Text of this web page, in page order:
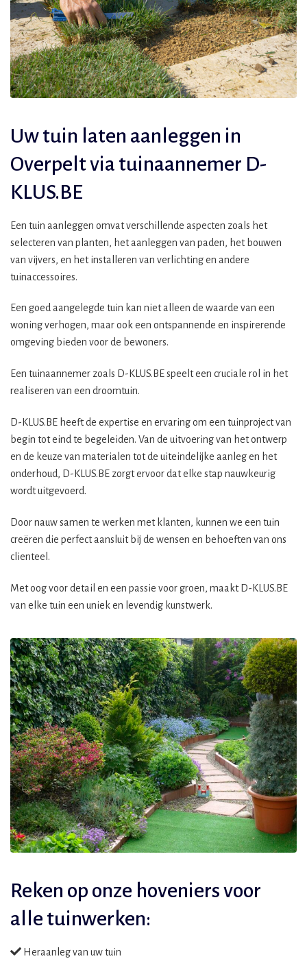
Uw tuin laten aanleggen in
Overpelt via tuinaannemer D-
KLUS.BE
Een tuin aanleggen omvat verschillende aspecten zoals het
selecteren van planten, het aanleggen van paden, het bouwen
van vijvers, en het installeren van verlichting en andere
tuinaccessoires.
Een goed aangelegde tuin kan niet alleen de waarde van een
woning verhogen, maar ook een ontspannende en inspirerende
omgeving bieden voor de bewoners.
Een tuinaannemer zoals D-KLUS.BE speelt een cruciale rol in het
realiseren van een droomtuin.
D-KLUS.BE heeft de expertise en ervaring om een tuinproject van
begin tot eind te begeleiden. Van de uitvoering van het ontwerp
en de keuze van materialen tot de uiteindelijke aanleg en het
onderhoud, D-KLUS.BE zorgt ervoor dat elke stap nauwkeurig
wordt uitgevoerd.
Door nauw samen te werken met klanten, kunnen we een tuin
creëren die perfect aansluit bij de wensen en behoeften van ons
clienteel.
Met oog voor detail en een passie voor groen, maakt D-KLUS.BE
van elke tuin een uniek en levendig kunstwerk.
Reken op onze hoveniers voor
alle tuinwerken:
Heraanleg van uw tuin